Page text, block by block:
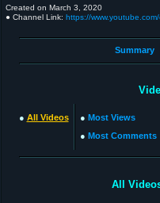
Created on March 3, 2020
● Channel Link: https://
Summary
● All Videos ● Most Views
● Most Comments
All